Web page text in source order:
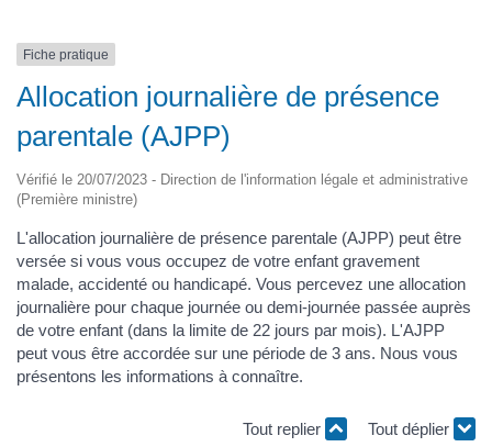
Fiche pratique
Allocation journalière de présence
parentale (AJPP)
Vérifié le 20/07/2023 - Direction de l'information légale et administrative
(Première ministre)
L'allocation journalière de présence parentale (AJPP) peut être
versée si vous vous occupez de votre enfant gravement
malade, accidenté ou handicapé. Vous percevez une allocation
journalière pour chaque journée ou demi-journée passée auprès
de votre enfant (dans la limite de 22 jours par mois). L'AJPP
peut vous être accordée sur une période de 3 ans. Nous vous
présentons les informations à connaître.
Tout replier Tout déplier